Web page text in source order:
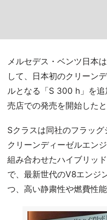
メルセデス・ベンツ日本
して、日本初のクリーン
ルとなる「S 300 h」を
売店での発売を開始したと
Sクラスは同社のフラッ
クリーンディーゼルエン
組み合わせたハイブリッ
で、最新世代のV8エンジ
つ、高い静粛性や燃費性